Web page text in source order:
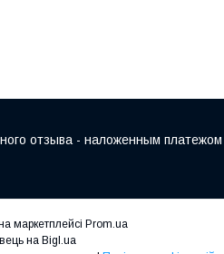
отзыва - наложенным
маркетплейсі Prom.ua
на Bigl.ua